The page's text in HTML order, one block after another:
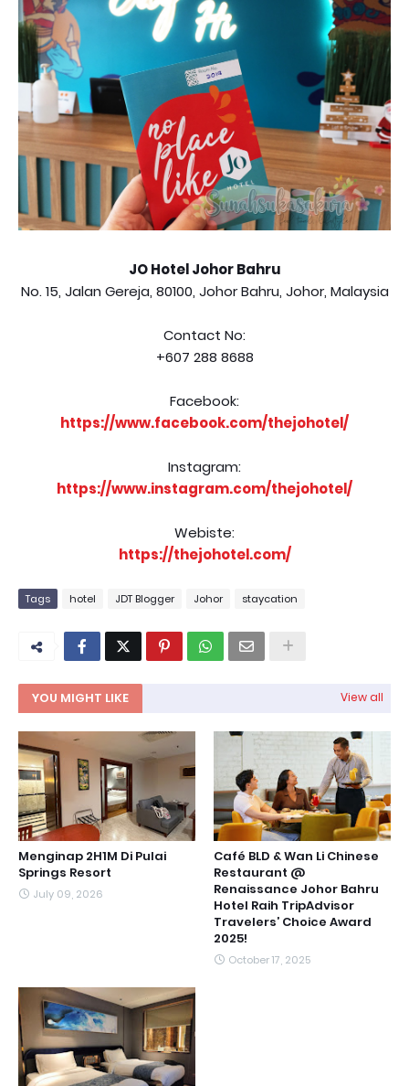
JO Hotel Johor Bahru
No. 15, Jalan Gereja, 80100, Johor Bahru, Johor, Malaysia
Contact No:
+607 288 8688
Facebook:
https://www.facebook.com/thejohotel/
Instagram:
https://www.instagram.com/thejohotel/
Webiste:
https://thejohotel.com/
Tags hotel JDT Blogger Johor staycation
YOU MIGHT LIKE View all
Menginap 2H1M Di Pulai
Springs Resort
July 09, 2026
Café BLD & Wan Li Chinese
Restaurant @
Renaissance Johor Bahru
Hotel Raih TripAdvisor
Travelers’ Choice Award
2025!
October 17, 2025